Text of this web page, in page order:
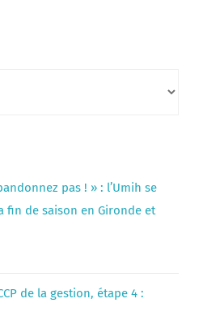
pas ! » : l’Umih se
fin de saison en Gironde et
de la gestion, étape 4 :